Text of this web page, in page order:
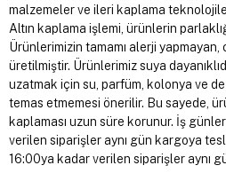
malzemeler ve ileri kaplama
Altın kaplama işlemi, ürünlerin
Ürünlerimizin tamamı alerji
üretilmiştir. Ürünlerimiz suya
uzatmak için su, parfüm, kolonya ve
temas etmemesi önerilir. Bu sayede,
kaplaması uzun süre korunur. İş
verilen siparişler aynı gün kargoya
16:00ya kadar verilen siparişler aynı